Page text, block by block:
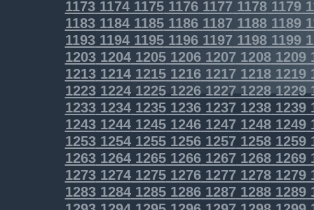
11731174117511761177 11781179
11831184118511861187 11881189
11931194119511961197 11981199
12031204120512061207 12081209
12131214121512161217 12181219
1223122412251226122712281229
1233123412351236123712381239
1243124412451246124712481249
1253125412551256125712581259
1263126412651266126712681269
1273127412751276127712781279
1283128412851286128712881289